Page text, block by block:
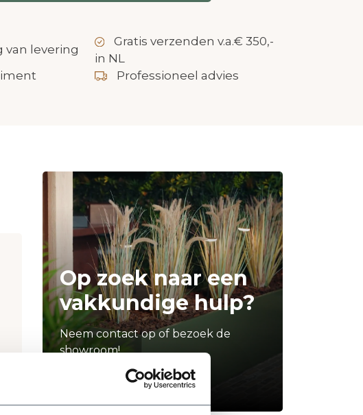
van levering
Gratis verzenden v.a.€ 350,-
in NL
Professioneel advies
Op zoek naar een
vakkundige hulp?
Neem contact op of bezoek de
showroom!
Stel je vraag